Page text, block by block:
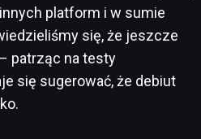
platform i w sumie
się, że jeszcze
patrząc na testy
się sugerować, że debiut